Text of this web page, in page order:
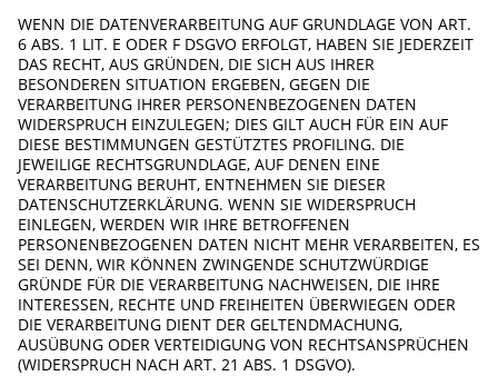
WENN DIE DATENVERARBEITUNG AUF GRUNDLAGE VON ART.
6 ABS. 1 LIT. E ODER F DSGVO ERFOLGT, HABEN SIE JEDERZEIT
DAS RECHT, AUS GRÜNDEN, DIE SICH AUS IHRER
BESONDEREN SITUATION ERGEBEN, GEGEN DIE
VERARBEITUNG IHRER PERSONENBEZOGENEN DATEN
WIDERSPRUCH EINZULEGEN; DIES GILT AUCH FÜR EIN AUF
DIESE BESTIMMUNGEN GESTÜTZTES PROFILING. DIE
JEWEILIGE RECHTSGRUNDLAGE, AUF DENEN EINE
VERARBEITUNG BERUHT, ENTNEHMEN SIE DIESER
DATENSCHUTZERKLÄRUNG. WENN SIE WIDERSPRUCH
EINLEGEN, WERDEN WIR IHRE BETROFFENEN
PERSONENBEZOGENEN DATEN NICHT MEHR VERARBEITEN, ES
SEI DENN, WIR KÖNNEN ZWINGENDE SCHUTZWÜRDIGE
GRÜNDE FÜR DIE VERARBEITUNG NACHWEISEN, DIE IHRE
INTERESSEN, RECHTE UND FREIHEITEN ÜBERWIEGEN ODER
DIE VERARBEITUNG DIENT DER GELTENDMACHUNG,
AUSÜBUNG ODER VERTEIDIGUNG VON RECHTSANSPRÜCHEN
(WIDERSPRUCH NACH ART. 21 ABS. 1 DSGVO).